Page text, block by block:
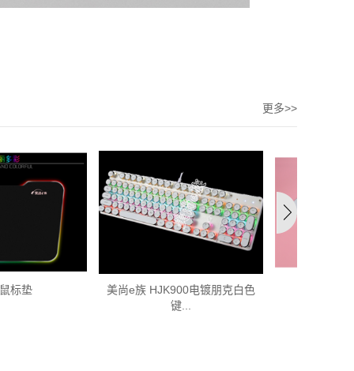
更多>>
标垫
美尚e族 HJK900电镀朋克白色
键...